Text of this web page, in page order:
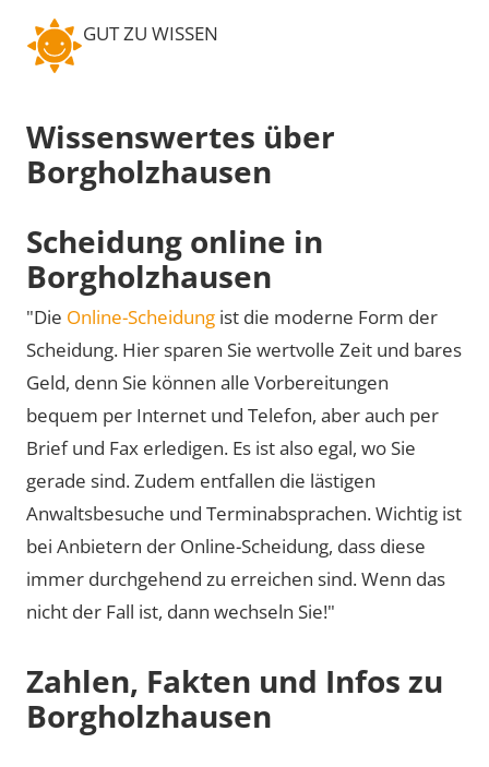
GUT ZU WISSEN
Wissenswertes über
Borgholzhausen
Scheidung online in
Borgholzhausen
"Die Online-Scheidung ist die moderne Form der
Scheidung. Hier sparen Sie wertvolle Zeit und bares
Geld, denn Sie können alle Vorbereitungen
bequem per Internet und Telefon, aber auch per
Brief und Fax erledigen. Es ist also egal, wo Sie
gerade sind. Zudem entfallen die lästigen
Anwaltsbesuche und Terminabsprachen. Wichtig ist
bei Anbietern der Online-Scheidung, dass diese
immer durchgehend zu erreichen sind. Wenn das
nicht der Fall ist, dann wechseln Sie!"
Zahlen, Fakten und Infos zu
Borgholzhausen